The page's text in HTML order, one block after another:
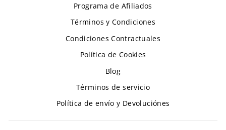
Programa de Afiliados
Términos y Condiciones
Condiciones Contractuales
Política de Cookies
Blog
Términos de servicio
Política de envío y Devoluciónes